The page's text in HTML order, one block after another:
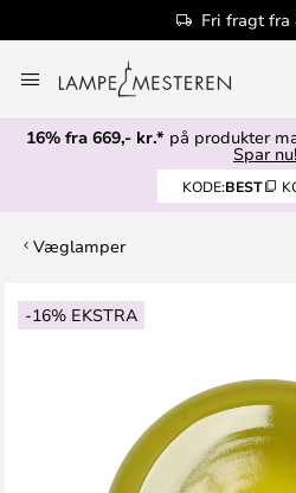
Fri fragt fra
to
Content
16% fra 669,- kr.* på produkter
Spar nu!
KODE:BEST
Væglamper
-16% EKSTRA
Gå
til